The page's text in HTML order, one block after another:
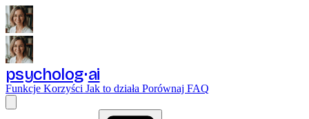
psycholog ai
Funkcje Korzyści Jak to działa Porównaj FAQ